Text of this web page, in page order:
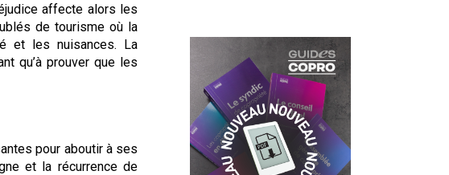
affecte alors les
de tourisme où la
et les nuisances. La
qu’à prouver que les
pour aboutir à ses
et la récurrence de